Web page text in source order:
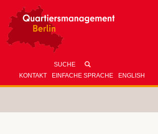
KONTAKT EINFACHE SPRACHE ENGLISH